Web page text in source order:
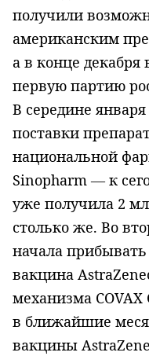
получили
американским
а в конце
первую партию
В середине
поставки
национальной
Sinopharm — к
уже получила 2
столько же. Во
начала
вакцина
механизма
в ближайшие
вакцины